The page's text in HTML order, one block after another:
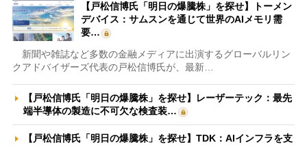
【戸松信博氏「明日の爆騰株」を探せ】トーメン
デバイス：サムスンを通じて世界のAIメモリ需
要…
新聞や雑誌など多数の金融メディアに出演するグローバルリン
クアドバイザーズ代表の戸松信博氏が、最新…
【戸松信博氏「明日の爆騰株」を探せ】レーザーテック：最先
端半導体の製造に不可欠な検査装…
【戸松信博氏「明日の爆騰株」を探せ】TDK：AIインフラを支